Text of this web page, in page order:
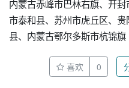
内蒙古赤峰市巴林右旗、开
市泰和县、苏州市虎丘区、
县、内蒙古鄂尔多斯市杭锦旗
喜欢 0